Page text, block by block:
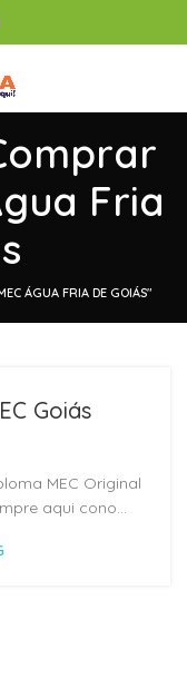
Fria
ÁGUA FRIA DE GOIÁS"
Goiás
MEC Original
aqui cono...